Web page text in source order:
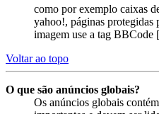
como por exemplo caixas
yahoo!, páginas protegidas
imagem use a tag BBCode
Voltar ao topo
O que são anúncios globais?
Os anúncios globais